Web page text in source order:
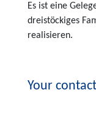
Es ist eine
dreistöckiges
realisieren.
Your